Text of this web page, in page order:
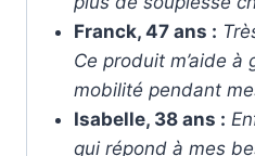
Franck, 47 ans :
Ce produit m’aide à
mobilité pendant
Isabelle, 38 ans :
qui répond à mes